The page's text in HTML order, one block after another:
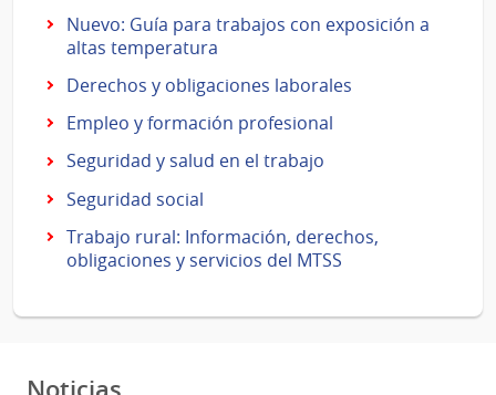
Nuevo: Guía para trabajos con exposición a
altas temperatura
Derechos y obligaciones laborales
Empleo y formación profesional
Seguridad y salud en el trabajo
Seguridad social
Trabajo rural: Información, derechos,
obligaciones y servicios del MTSS